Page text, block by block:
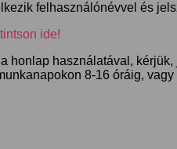
felhasználónévvel és
ide!
honlap használatával,
8-16 óráig,